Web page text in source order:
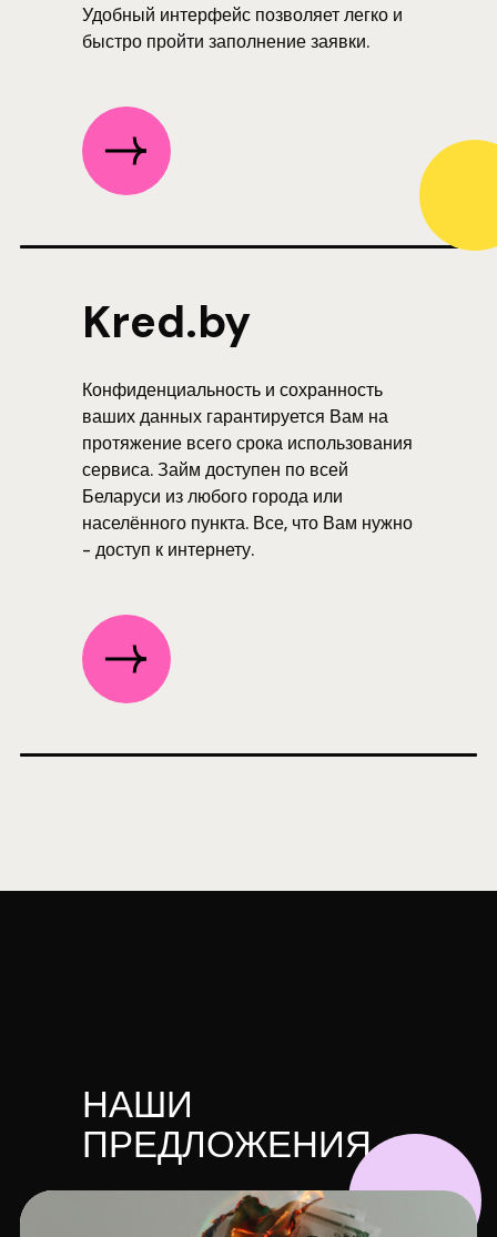
Удобный интерфейс позволяет легко и
быстро пройти заполнение заявки.
Конфиденциальность и сохранность
ваших данных гарантируется Вам на
протяжение всего срока использования
сервиса. Займ доступен по всей
Беларуси из любого города или
населённого пункта. Все, что Вам нужно
- доступ к интернету.
Kred.by
НАШИ
ПРЕДЛОЖЕНИЯ